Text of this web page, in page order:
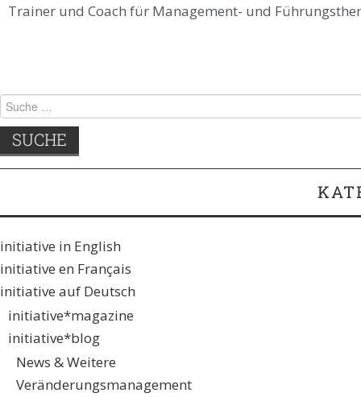
Trainer und Coach für Management- und
initiative in English
initiative en Français
initiative auf Deutsch
initiative*magazine
initiative*blog
News & Weitere
Veränderungsmanagement